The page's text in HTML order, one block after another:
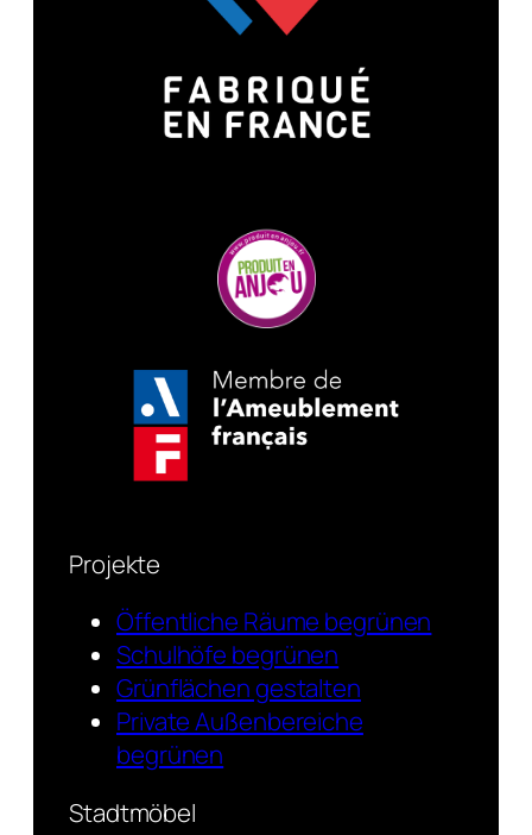
Projekte
Öffentliche Räume begrünen
Schulhöfe begrünen
Grünflächen gestalten
Private Außenbereiche
begrünen
Stadtmöbel